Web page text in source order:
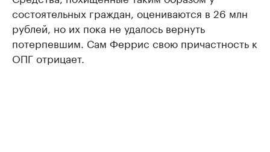
состоятельных граждан, оцениваются в 26 млн
рублей, но их пока не удалось вернуть
потерпевшим. Сам Феррис свою причастность к
ОПГ отрицает.